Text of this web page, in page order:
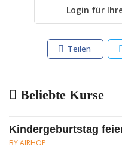
Login für
Teilen
Beliebte Kurse
Kindergeburtstag
BY AIRHOP